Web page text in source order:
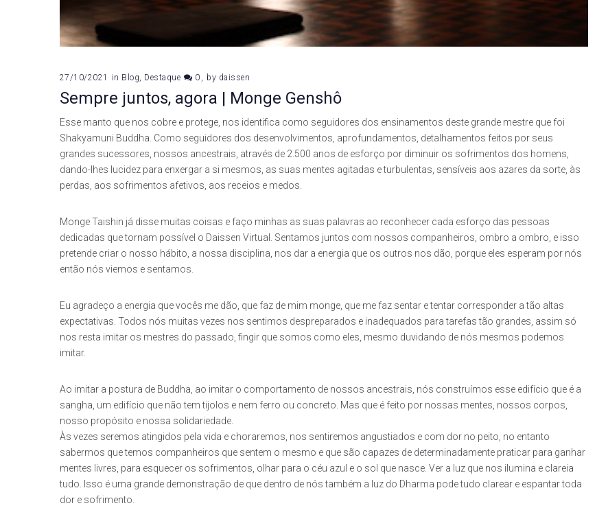
27/10/2021 in Blog, Destaque 0 by daissen
Sempre juntos, agora | Monge Genshô
Esse manto que nos cobre e protege, nos identifica como seguidores dos ensinamentos deste grande mestre que foi
Shakyamuni Buddha. Como seguidores dos desenvolvimentos, aprofundamentos, detalhamentos feitos por seus
grandes sucessores, nossos ancestrais, através de 2.500 anos de esforço por diminuir os sofrimentos dos homens,
dando-lhes lucidez para enxergar a si mesmos, as suas mentes agitadas e turbulentas, sensíveis aos azares da sorte, às
perdas, aos sofrimentos afetivos, aos receios e medos.
Monge Taishin já disse muitas coisas e faço minhas as suas palavras ao reconhecer cada esforço das pessoas
dedicadas que tornam possível o Daissen Virtual. Sentamos juntos com nossos companheiros, ombro a ombro, e isso
pretende criar o nosso hábito, a nossa disciplina, nos dar a energia que os outros nos dão, porque eles esperam por nós
então nós viemos e sentamos.
Eu agradeço a energia que vocês me dão, que faz de mim monge, que me faz sentar e tentar corresponder a tão altas
expectativas. Todos nós muitas vezes nos sentimos despreparados e inadequados para tarefas tão grandes, assim só
nos resta imitar os mestres do passado, fingir que somos como eles, mesmo duvidando de nós mesmos podemos
imitar.
Ao imitar a postura de Buddha, ao imitar o comportamento de nossos ancestrais, nós construímos esse edifício que é a
sangha, um edifício que não tem tijolos e nem ferro ou concreto. Mas que é feito por nossas mentes, nossos corpos,
nosso propósito e nossa solidariedade.
Às vezes seremos atingidos pela vida e choraremos, nos sentiremos angustiados e com dor no peito, no entanto
sabermos que temos companheiros que sentem o mesmo e que são capazes de determinadamente praticar para ganhar
mentes livres, para esquecer os sofrimentos, olhar para o céu azul e o sol que nasce. Ver a luz que nos ilumina e clareia
tudo. Isso é uma grande demonstração de que dentro de nós também a luz do Dharma pode tudo clarear e espantar toda
dor e sofrimento.